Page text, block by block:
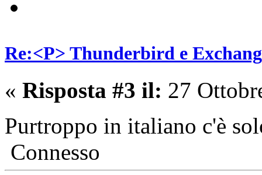
Re:<P> Thunderbird e
« Risposta #3 il: 27
Purtroppo in italiano c'è
Connesso